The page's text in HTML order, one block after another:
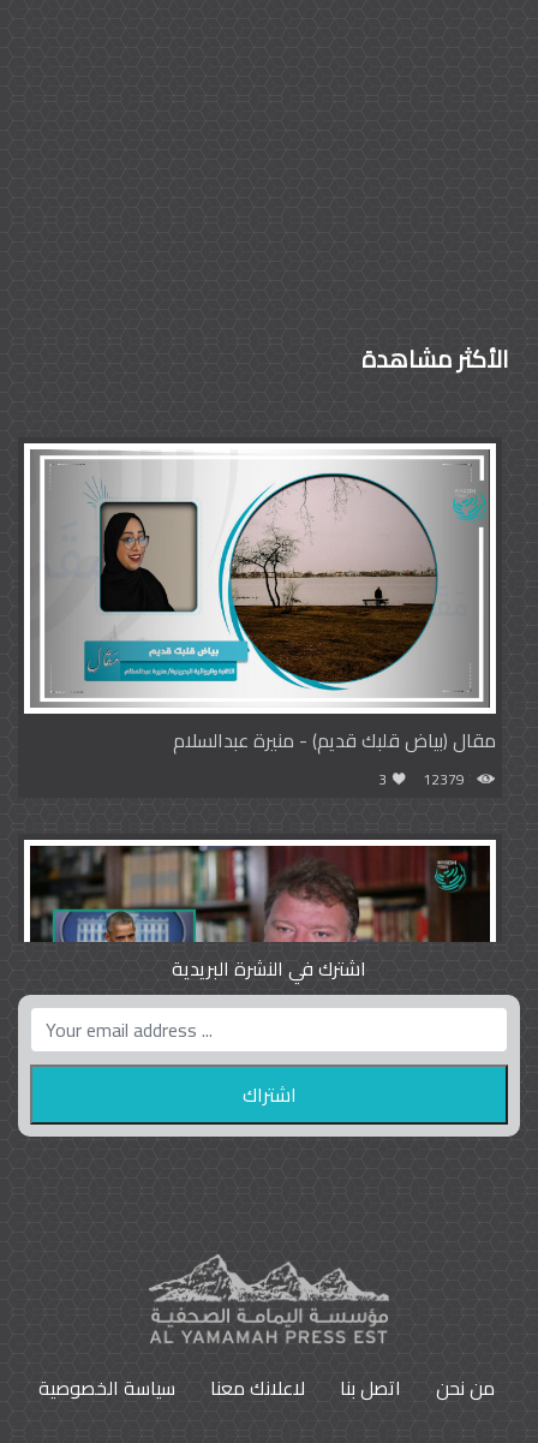
الأكثر مشاهدة
مقال (بياض قلبك قديم) - منيرة عبدالسلام
12379
3
واشنطن بوست واللوبي المزدوج
اشترك في النشرة البريدية
من نحن اتصل بنا لاعلانك معنا سياسة الخصوصية